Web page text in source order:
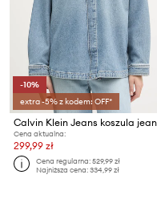
-10%
extra -5% z kodem: OFF*
Cena aktualna:
299,99 zł
Cena regularna:529,99 zł
Najniższa cena:334,99 zł